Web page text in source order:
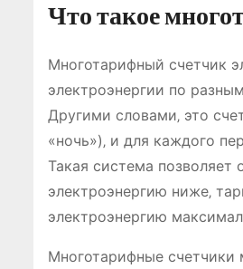
Что такое
Многотарифный счетчик
электроэнергии по
Другими словами‚ это
«ночь»)‚ и для каждого
Такая система позволяет
электроэнергию ниже‚
электроэнергию
Многотарифные счетчики